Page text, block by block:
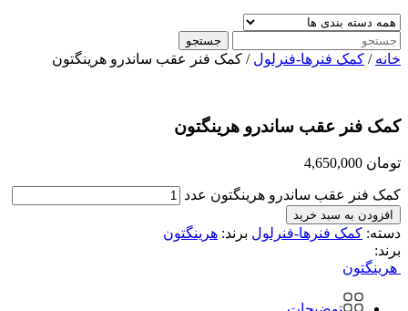
جستجو
خانه / کمک فنرها-فنرلول / کمک فنر عقب ساندرو هرینگتون
کمک فنر عقب ساندرو هرینگتون
تومان
کمک فنر عقب ساندرو هرینگتون عدد
افزودن به سبد خرید
دسته: کمک فنرها-فنرلول برند: هرینگتون
برند:
هرینگتون